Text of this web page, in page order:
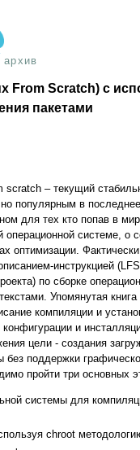
архив
From Scratch) c
пакетами
scratch – текущий
популярным в
для тех кто попав в
операционной системе, о
оптимизации.
инструкцией
по сборке
Упомянутая
компиляции и
и
цели - создания
без поддержки
пройти три основных
системы для
chroot